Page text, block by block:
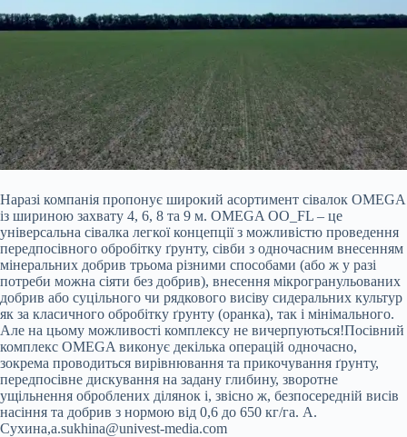
Наразі компанія пропонує широкий асортимент сівалок OMEGA
із шириною захвату 4, 6, 8 та 9 м. OMEGA OO_FL – це
універсальна сівалка легкої концепції з можливістю проведення
передпосівного обробітку ґрунту, сівби з одночасним внесенням
мінеральних добрив трьома різними способами (або ж у разі
потреби можна сіяти без добрив), внесення мікрогранульованих
добрив або суцільного чи рядкового висіву сидеральних культур
як за класичного обробітку ґрунту (оранка), так і мінімального.
Але на цьому можливості комплексу не вичерпуються!Посівний
комплекс OMEGA виконує декілька операцій одночасно,
зокрема проводиться вирівнювання та прикочування ґрунту,
передпосівне дискування на задану глибину, зворотне
ущільнення оброблених ділянок і, звісно ж, безпосередній висів
насіння та добрив з нормою від 0,6 до 650 кг/га. А.
Сухина,a.sukhina@univest-media.com